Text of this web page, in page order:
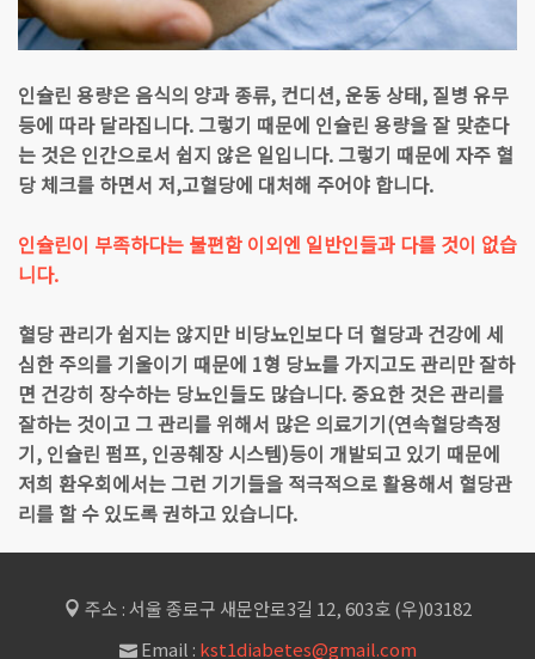
인슐린 용량은 음식의 양과 종류, 컨디션, 운동 상태, 질병 유무
등에 따라 달라집니다. 그렇기 때문에 인슐린 용량을 잘 맞춘다
는 것은 인간으로서 쉽지 않은 일입니다. 그렇기 때문에 자주 혈
당 체크를 하면서 저,고혈당에 대처해 주어야 합니다.
인슐린이 부족하다는 불편함 이외엔 일반인들과 다를 것이 없습
니다.
혈당 관리가 쉽지는 않지만 비당뇨인보다 더 혈당과 건강에 세
심한 주의를 기울이기 때문에 1형 당뇨를 가지고도 관리만 잘하
면 건강히 장수하는 당뇨인들도 많습니다. 중요한 것은 관리를
잘하는 것이고 그 관리를 위해서 많은 의료기기(연속혈당측정
기, 인슐린 펌프, 인공췌장 시스템)등이 개발되고 있기 때문에
저희 환우회에서는 그런 기기들을 적극적으로 활용해서 혈당관
리를 할 수 있도록 권하고 있습니다.
주소 : 서울 종로구 새문안로3길 12, 603호 (우)03182
Email : kst1diabetes@gmail.com